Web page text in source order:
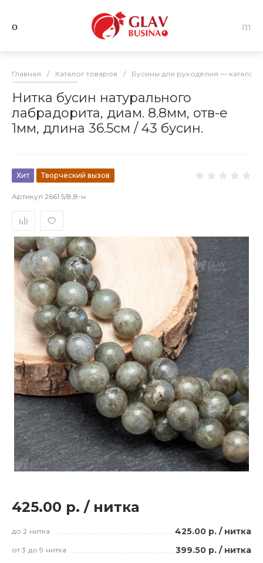
Главная / Каталог товаров / Бусины для рукоделия — каталог
Нитка бусин натурального
лабрадорита, диам. 8.8мм, отв-е
1мм, длина 36.5см / 43 бусин.
Хит Творческий вызов
Артикул 2661.5/8,8-н
425.00 р. / нитка
до 2 нитка 425.00 р. / нитка
от 3 до 9 нитка 399.50 р. / нитка